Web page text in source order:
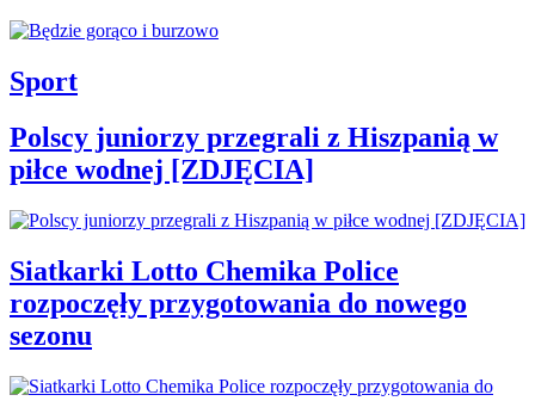
Sport
Polscy juniorzy przegrali z Hiszpanią w
piłce wodnej [ZDJĘCIA]
Siatkarki Lotto Chemika Police
rozpoczęły przygotowania do nowego
sezonu